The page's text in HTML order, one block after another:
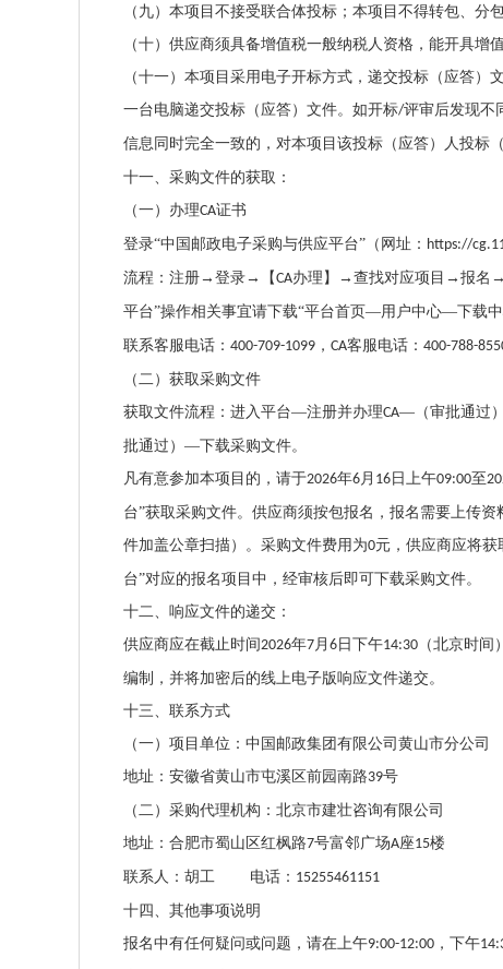
（九）本项目不接受联合体投标；本项目不得转包、分包
（十）供应商须具备增值税一般纳税人资格，能开具增
（十一）本项目采用电子开标方式，递交投标（应答
一台电脑递交投标（应答）文件。如开标/评审后发现不
信息同时完全一致的，对本项目该投标（应答）人投标
十一、采购文件的获取：
（一）办理CA证书
登录“中国邮政电子采购与供应平台”（网址： https://
流程：注册→登录→【CA办理】→查找对应项目→报名
平台”操作相关事宜请下载“平台首页—用户中心—下载
联系客服电话： 400-709-1099 ， CA客服电话： 400-788-
（二）获取采购文件
获取文件流程：进入平台—注册并办理CA—（审批通过
批通过）—下载采购文件。
凡有意参加本项目的，请于2026年6月 16 日上午09:00至
台”获取采购文件。供应商须按包报名，报名需要上传
件加盖公章扫描）。采购文件费用为0元，供应商应将
台”对应的报名项目中，经审核后即可下载采购文件。
十二、响应文件的递交：
供应商应在截止时间2026年7月 6 日下午14:30 （北京时
编制，并将加密后的线上电子版响应文件递交。
十三、联系方式
（一）项目单位：中国邮政集团有限公司黄山市分公司
地址：安徽省黄山市屯溪区前园南路39号
（二）采购代理机构：北京市建壮咨询有限公司
地址：合肥市蜀山区红枫路7号富邻广场A座15楼
联系人：胡工 电话： 15255461151
十四、其他事项说明
报名中有任何疑问或问题，请在上午9:00-12:00 ，下午